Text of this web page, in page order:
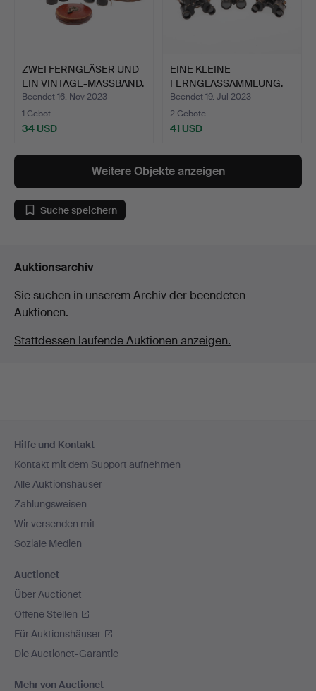
ZWEI FERNGLÄSER UND
EIN VINTAGE-MASSBAND.
Beendet 16. Nov 2023
1 Gebot
34 USD
EINE KLEINE
FERNGLASSAMMLUNG.
Beendet 19. Jul 2023
2 Gebote
41 USD
Weitere Objekte anzeigen
Suche speichern
Auktionsarchiv
Sie suchen in unserem Archiv der beendeten
Auktionen.
Stattdessen laufende Auktionen anzeigen.
Navigation
Hilfe und Kontakt
Kontakt mit dem Support aufnehmen
Alle Auktionshäuser
Zahlungsweisen
Wir versenden mit
Soziale Medien
Auctionet
Über Auctionet
Offene Stellen
Für Auktionshäuser
Die Auctionet-Garantie
Mehr von Auctionet